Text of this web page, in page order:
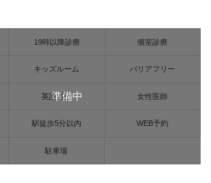
準備中
19時以降診療 個室診療
キッズルーム バリアフリー
英語対応 女性医師
駅徒歩5分以内 WEB予約
駐車場